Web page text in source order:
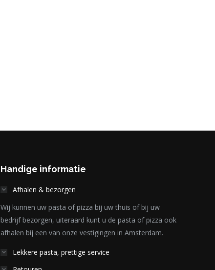
Handige informatie
Afhalen & bezorgen
Wij kunnen uw pasta of pizza bij uw thuis of bij uw
bedrijf bezorgen, uiteraard kunt u de pasta of pizza ook
afhalen bij een van onze vestigingen in Amsterdam.
Lekkere pasta, prettige service